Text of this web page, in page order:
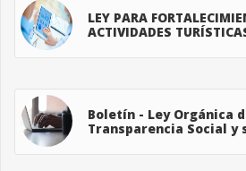
LEY PARA
ACTIVIDADES
Boletín - Ley Orgánica
Transparencia Social y